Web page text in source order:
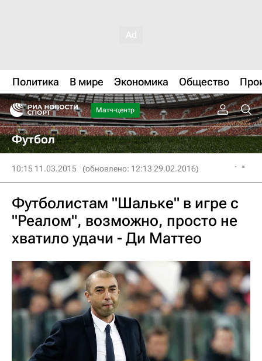
Политика В мире Экономика Общество
Матч-центр
Футбол
10:15 11.03.2015 (обновлено: 12:13 29.02.2016)
Футболистам "Шальке" в игре с
"Реалом", возможно, просто не
хватило удачи - Ди Маттео